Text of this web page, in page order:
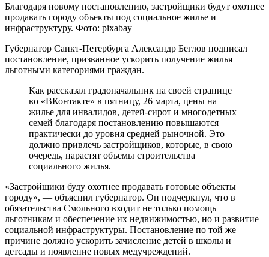
Благодаря новому постановлению, застройщики будут охотнее
продавать городу объекты под социальное жилье и
инфраструктуру. Фото: pixabay
Губернатор Санкт-Петербурга Александр Беглов подписал
постановление, призванное ускорить получение жилья
льготными категориями граждан.
Как рассказал градоначальник на своей странице
во «ВКонтакте» в пятницу, 26 марта, цены на
жилье для инвалидов, детей-сирот и многодетных
семей благодаря постановлению повышаются
практически до уровня средней рыночной. Это
должно привлечь застройщиков, которые, в свою
очередь, нарастят объемы строительства
социального жилья.
«Застройщики буду охотнее продавать готовые объекты
городу», — объяснил губернатор. Он подчеркнул, что в
обязательства Смольного входит не только помощь
льготникам и обеспечение их недвижимостью, но и развитие
социальной инфраструктуры. Постановление по той же
причине должно ускорить зачисление детей в школы и
детсады и появление новых медучреждений.